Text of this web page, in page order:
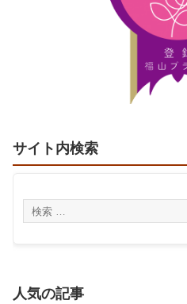
サイト内検索
人気の記事